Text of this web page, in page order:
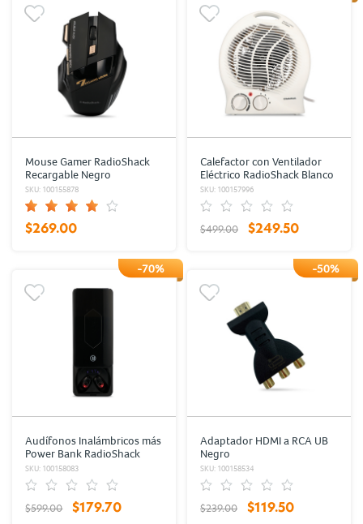
Mouse Gamer RadioShack
Recargable Negro
SKU: 100155878
$269.00
Calefactor con Ventilador
Eléctrico RadioShack Blanco
SKU: 100157996
$499.00 $249.50
-70%
Audífonos Inalámbricos más
Power Bank RadioShack
Negro
SKU: 100158083
$599.00 $179.70
-50%
Adaptador HDMI a RCA UB
Negro
SKU: 100158534
$239.00 $119.50